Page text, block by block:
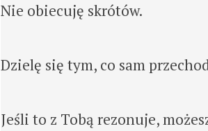
Nie obiecuję skrótów.
Dzielę się tym, co sam
Jeśli to z Tobą rezonuje,